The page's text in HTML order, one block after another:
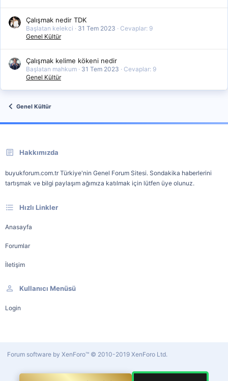
Çalışmak nedir TDK
Başlatan kelekci 31 Tem 2023
Cevaplar: 9
Genel Kültür
Çalışmak kelime kökeni nedir
Başlatan mahkum 31 Tem 2023
Cevaplar: 9
Genel Kültür
Genel Kültür
Hakkımızda
buyukforum.com.tr Türkiye'nin Genel Forum Sitesi. Sondakika haberlerini
tartışmak ve bilgi paylaşım ağımıza katılmak için lütfen üye olunuz.
Hızlı Linkler
Anasayfa
Forumlar
İletişim
Kullanıcı Menüsü
Login
Forum software by XenForo™ © 2010-2019 XenForo Ltd.